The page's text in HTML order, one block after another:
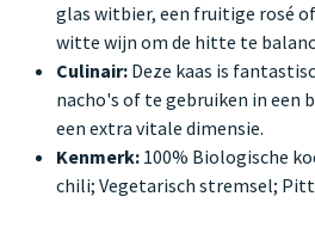
glas witbier, een fruitige rosé
witte wijn om de hitte te
Culinair: Deze kaas is
nacho's of te gebruiken in een
een extra vitale dimensie.
Kenmerk: 100% Biologische
chili; Vegetarisch stremsel;